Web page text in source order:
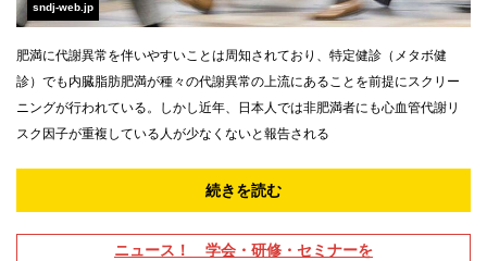
sndj-web.jp
肥満に代謝異常を伴いやすいことは周知されており、特定健診（メタボ健
診）でも内臓脂肪肥満が種々の代謝異常の上流にあることを前提にスクリー
ニングが行われている。しかし近年、日本人では非肥満者にも心血管代謝リ
スク因子が重複している人が少なくないと報告される
続きを読む
ニュース！ 学会・研修・セミナーを